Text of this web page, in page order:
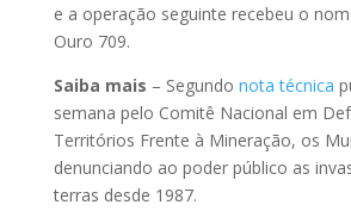
e a operação seguinte recebeu o
Ouro 709.
Saiba mais – Segundo nota técnica
semana pelo Comitê Nacional em
Territórios Frente à Mineração, os
denunciando ao poder público as
terras desde 1987.